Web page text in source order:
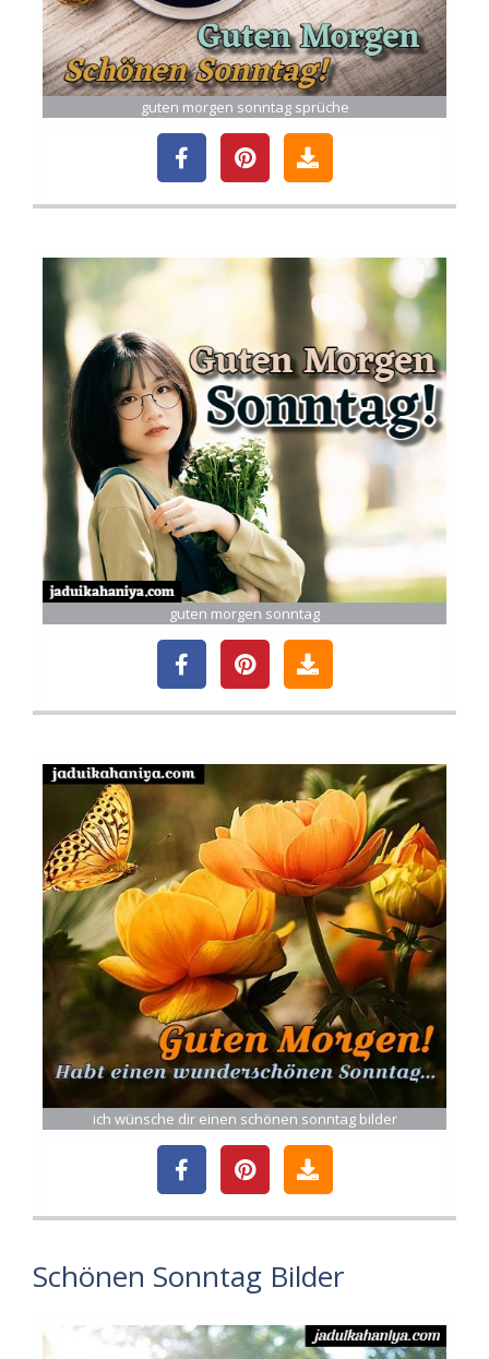
guten morgen sonntag sprüche
guten morgen sonntag
ich wünsche dir einen schönen sonntag bilder
Schönen Sonntag Bilder